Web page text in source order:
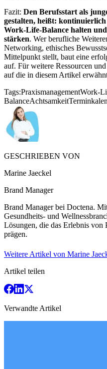
Fazit: Den Berufsstart als
gestalten, heißt:
Work-Life-Balance halten
stärken. Wer berufliche
Networking, ethisches
Mittelpunkt stellt, baut eine
auf. Für weitere Ressourcen
auf die in diesem Artikel
Tags:PraxismanagementWork-
BalanceAchtsamkeit
GESCHRIEBEN VON
Marine Jaeckel
Brand Manager
Brand Manager bei Doctena.
Gesundheits- und
Lösungen, die das Erlebnis von
prägen.
Weitere Artikel von Marine
Artikel teilen
Verwandte Artikel